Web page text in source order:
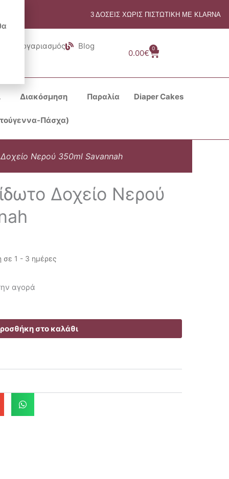
3 ΔΟΣΕΙΣ ΧΩΡΙΣ ΠΙΣΤΩΤΙΚΗ ΜΕ KLARNA
Λογαριασμός Blog
0.00€
0
Cart
Διακόσμηση Παραλία Diaper Cakes
Πάσχα)
Νερού 350ml Savannah
Δοχείο Νερού
1 - 3 ημέρες
αγορά
στο καλάθι